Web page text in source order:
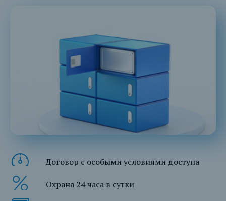
Договор с особыми условиями доступа
Охрана 24 часа в сутки